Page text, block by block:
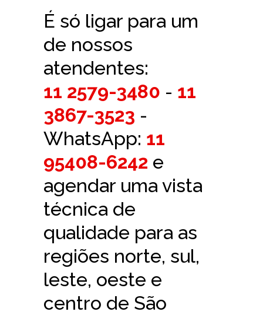
É só ligar para um
de nossos
atendentes:
11 2579-3480 - 11
3867-3523 -
WhatsApp: 11
95408-6242 e
agendar uma vista
técnica de
qualidade para as
regiões norte, sul,
leste, oeste e
centro de São